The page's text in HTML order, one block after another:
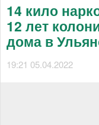
14 кило
12 лет
дома в
19:21 05.04.2022